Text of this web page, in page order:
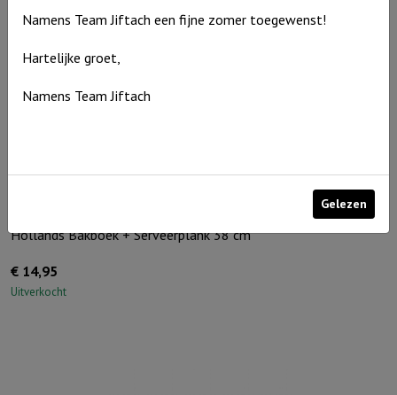
Hollands Bakboek + Serveerplank 38 cm
€ 14,95
Uitverkocht
Namens Team Jiftach een fijne zomer toegewenst!
Hartelijke groet,
Namens Team Jiftach
Gelezen